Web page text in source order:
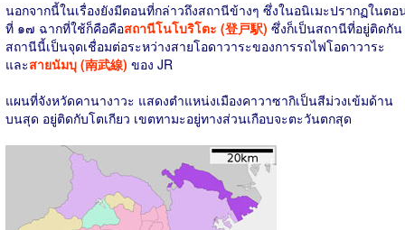
นอกจากนี้ในเรื่องยังมีตอนที่กล่าวถึงสถานีข้างๆ ซึ่งในอนิเมะปรากฏในตอ
ที่ ๑๗ ฉากที่ใช้ก็คือคือสถานีโนโบริโตะ (登戸駅) ซึ่งก็เป็นสถานีที่อยู่ติดกัน
สถานีนี้เป็นจุดเชื่อมต่อระหว่างสายโอดาวาระของการรถไฟโอดาวาระ
และสายนัมบุ (南武線) ของ JR
แผนที่จังหวัดคานางาวะ แสดงตำแหน่งเมืองคาวาซากิเป็นสีม่วงเข้มด้าน
บนสุด อยู่ติดกับโตเกียว เขตทามะอยู่ทางส่วนเกือบจะตะวันตกสุด